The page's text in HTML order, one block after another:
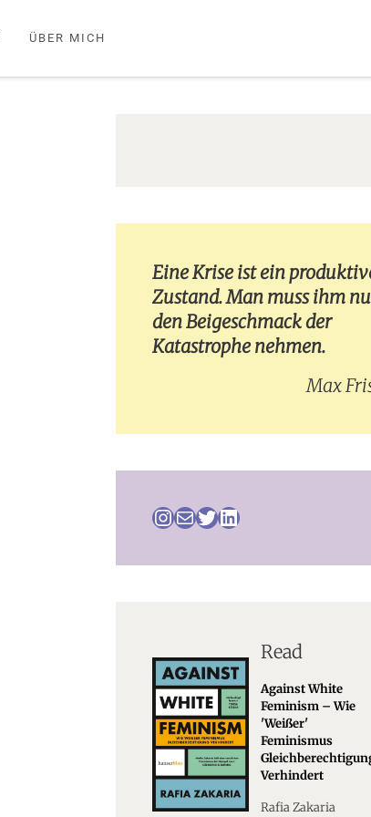
ÜBER MICH
Eine Krise ist ein
Zustand. Man muss ihm
den Beigeschmack der
Katastrophe nehmen.
Max
Instagram
MailTwitter
LinkedIn
Read
Against White
Feminism – Wie
'weißer'
Feminismus
Verhindert
Rafia Zakaria